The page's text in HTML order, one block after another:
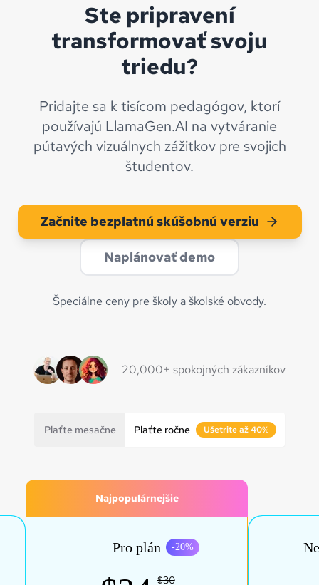
Ste pripravení
transformovať svoju
triedu?
Pridajte sa k tisícom pedagógov, ktorí
používajú LlamaGen.AI na vytváranie
pútavých vizuálnych zážitkov pre svojich
študentov.
Začnite bezplatnú skúšobnú verziu
Naplánovať demo
Špeciálne ceny pre školy a školské obvody.
20,000+ spokojných zákazníkov
Plaťte mesačne Plaťte ročne Ušetrite až 40%
Najpopulárnejšie
Pro plán -20%
$30